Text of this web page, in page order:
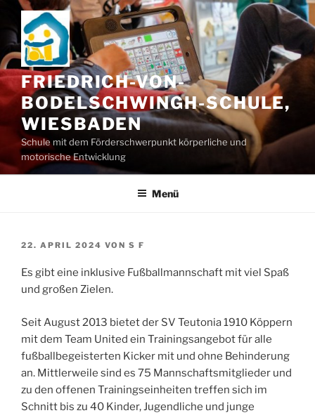
Zum
Inhalt
springen
FRIEDRICH-VON-
BODELSCHWINGH-SCHULE,
WIESBADEN
Schule mit dem Förderschwerpunkt körperliche und
motorische Entwicklung
Menü
VERÖFFENTLICHT
22. APRIL 2024 VON S F
Es gibt eine inklusive Fußballmannschaft mit viel Spaß
und großen Zielen.
Seit August 2013 bietet der SV Teutonia 1910 Köppern
mit dem Team United ein Trainingsangebot für alle
fußballbegeisterten Kicker mit und ohne Behinderung
an. Mittlerweile sind es 75 Mannschaftsmitglieder und
zu den offenen Trainingseinheiten treffen sich im
Schnitt bis zu 40 Kinder, Jugendliche und junge